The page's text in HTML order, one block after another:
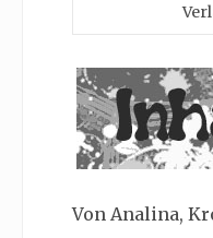
Von Analina,